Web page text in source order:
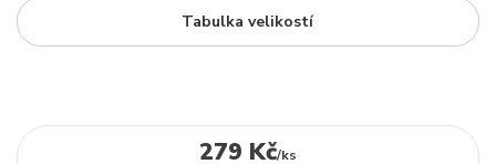
Tabulka velikostí
279 Kč/ks